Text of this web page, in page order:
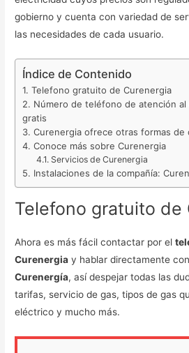
gobierno y cuenta con variedad de
las necesidades de cada usuario.
Índice de Contenido
Telefono gratuito de Curenergia
Número de teléfono de atención
gratis
Curenergia ofrece otras formas de
Conoce más sobre Curenergia
Servicios de Curenergia
Instalaciones de la compañía:
Telefono gratuito de
Ahora es más fácil contactar por el
Curenergia y hablar directamente
Curenergía, así despejar todas las
tarifas, servicio de gas, tipos de gas
eléctrico y mucho más.